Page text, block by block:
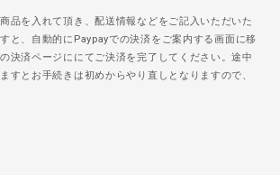
品を入れて頂き、配送情報などをご記入いただいた
と、自動的にPaypayでの決済をご案内する画面に移
決済ページににてご決済を完了してください。途中
すとお手続きは初めからやり直しとなりますので、